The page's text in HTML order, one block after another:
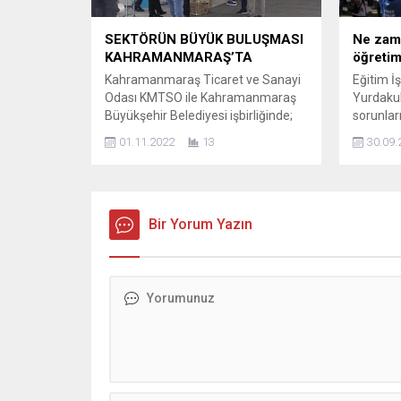
SEKTÖRÜN BÜYÜK BULUŞMASI
KAHRAMANMARAŞ’TA
Kahramanmaraş Ticaret ve Sanayi
Odası KMTSO ile Kahramanmaraş
Büyükşehir Belediyesi işbirliğinde;
KOSGEB’in desteğinde
Türkiye ve dünyanın en önemli
tekstil teknoloji üreticilerini, tekstilin
yuvası Kahramanmaraş’ta
KTM 2022, Kahramanmaraş Fuar
01.11.2022 13
Ne
Eğitim
sorular
Bir Yorum Yazın